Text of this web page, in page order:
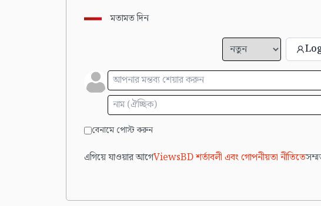
মতামত দিন
বেনামে পোস্ট করুন
এগিয়ে যাওয়ার আগেViewsBD শর্তাবলী এবং গোপনীয়তা নীতিতে